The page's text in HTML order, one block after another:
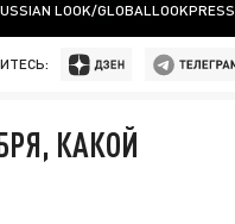
LOOK/GLOBALLOOKPRESS
КАКОЙ